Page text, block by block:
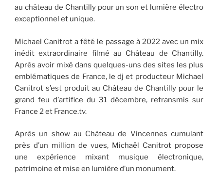
au château de Chantilly pour un son et lumière électro
exceptionnel et unique.
Michael Canitrot a fêté le passage à 2022 avec un mix
inédit extraordinaire filmé au Château de Chantilly.
Après avoir mixé dans quelques-uns des sites les plus
emblématiques de France, le dj et producteur Michael
Canitrot s’est produit au Château de Chantilly pour le
grand feu d’artifice du 31 décembre, retransmis sur
France 2 et France.tv.
Après un show au Château de Vincennes cumulant
près d’un million de vues, Michaël Canitrot propose
une expérience mixant musique électronique,
patrimoine et mise en lumière d’un monument.